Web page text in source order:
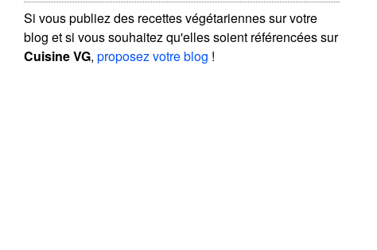
Si vous publiez des recettes végétariennes sur votre
blog et si vous souhaitez qu'elles soient référencées sur
Cuisine VG,proposez votre blog !